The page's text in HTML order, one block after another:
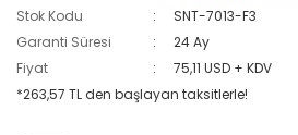
Stok Kodu
SNT-7013-F3
Garanti Süresi
24 Ay
Fiyat
75,11 USD + KDV
*263,57 TL den başlayan taksitlerle!